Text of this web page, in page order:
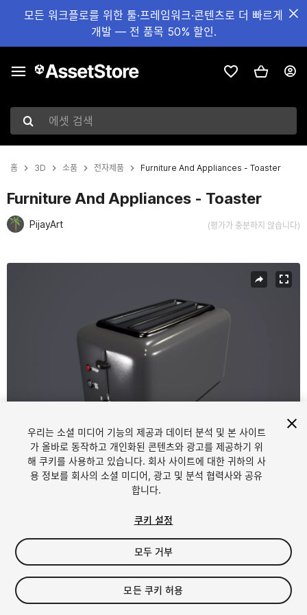
모든 워크플로를 위한 툴·프레임워크·콘텐츠로 더 빠르게
개발 — 전 품목 50% 할인.
에셋 검색
홈 3D 소품 전자제품 Furniture And Appliances - Toaster
Furniture And Appliances - Toaster
PijayArt (평가가 충분하지 않습니다)
1/7
$4.99
세금/부가세는 결제 시 반영됩니다.
우리는 소셜 미디어 기능의 제공과 데이터 분석 및 본 사이트
가 올바로 동작하고 개인화된 콘텐츠와 광고를 제공하기 위
해 쿠키를 사용하고 있습니다. 회사 사이트에 대한 귀하의 사
용 정보를 회사의 소셜 미디어, 광고 및 분석 협력사와 공유
합니다.
쿠키 설정
모두 거부
모든 쿠키 허용